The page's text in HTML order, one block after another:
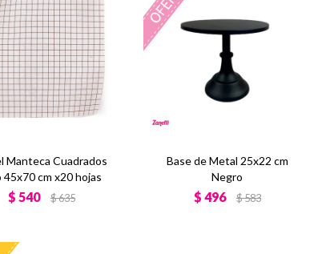
Manteca Cuadrados
45x70 cm x20 hojas
$ 540 $635
Base de Metal 25x22 cm
Negro
$ 496 $583